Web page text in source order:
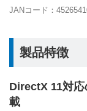
JANコード：
製品特徴
DirectX 11対
載